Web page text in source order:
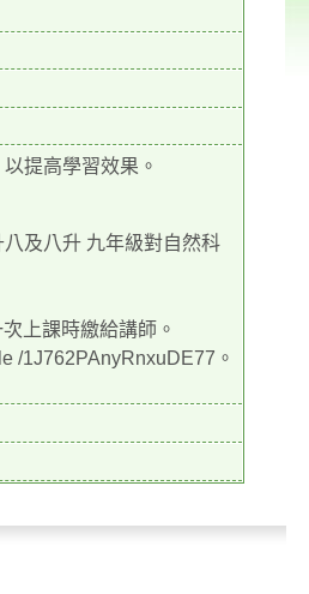
提高學習效果。
及八升 九年級對自然科
上課時繳給講師。
/1J762PAnyRnxuDE77。